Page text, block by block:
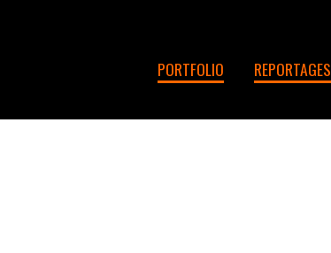
PORTFOLIO REPORTAGES